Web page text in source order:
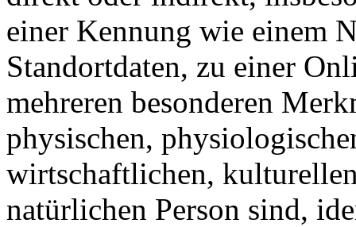
einer Kennung wie einem
Standortdaten, zu einer
mehreren besonderen
physischen,
wirtschaftlichen,
natürlichen Person sind,